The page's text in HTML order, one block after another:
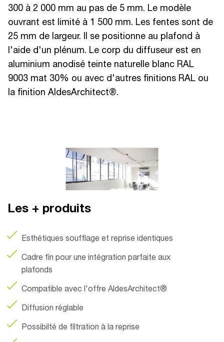
300 à 2 000 mm au pas de 5 mm. Le modèle
ouvrant est limité à 1 500 mm. Les fentes sont de
25 mm de largeur. Il se positionne au plafond à
l'aide d'un plénum. Le corp du diffuseur est en
aluminium anodisé teinte naturelle blanc RAL
9003 mat 30% ou avec d'autres finitions RAL ou
la finition AldesArchitect®.
Les + produits
Esthétiques soufflage et reprise identiques
Cadre fin pour une intégration parfaite aux
plafonds
Compatible avec l'offre AldesArchitect®
Diffusion réglable
Possibilté de filtration à la reprise